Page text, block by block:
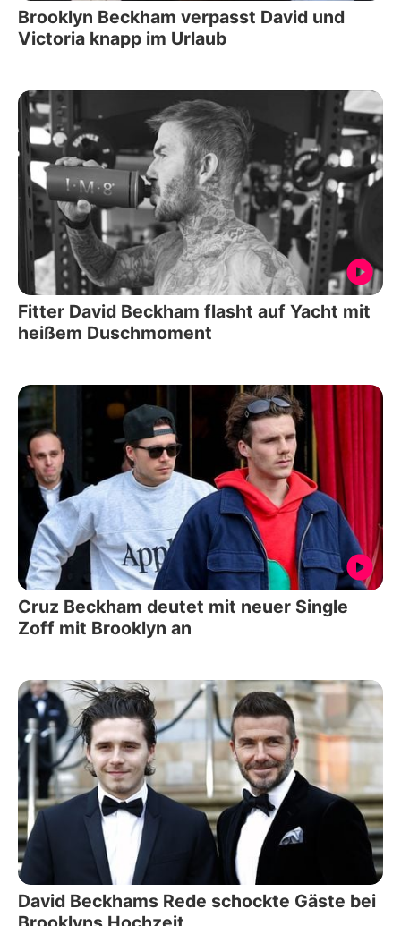
Brooklyn Beckham verpasst David und
Victoria knapp im Urlaub
Fitter David Beckham flasht auf Yacht mit
heißem Duschmoment
Cruz Beckham deutet mit neuer Single
Zoff mit Brooklyn an
David Beckhams Rede schockte Gäste bei